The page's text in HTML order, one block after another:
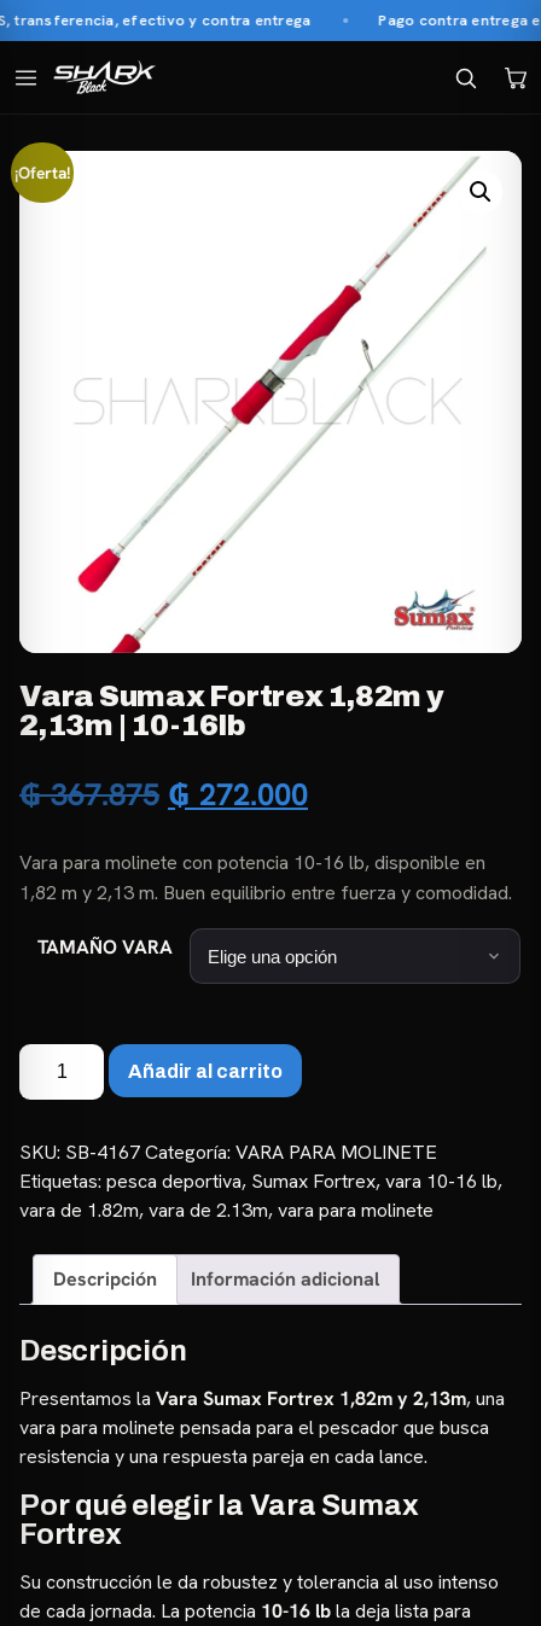
efectivo y contra entrega Pago contra entrega
¡Oferta!
Vara Sumax Fortrex 1,82m y
2,13m | 10-16lb
₲367.875 El
original
era:
₲ 367.875.
₲ 272.000El
actual
es:
₲ 272.000.
Vara para molinete con potencia 10-16 lb, disponible en
1,82 m y 2,13 m. Buen equilibrio entre fuerza y comodidad.
TAMAÑO VARA
Vara
Sumax
1,82m
y
2,13m
10-
16lb
Añadir al carrito
SKU: SB-4167Categoría: VARA PARA MOLINETE
Etiquetas: pesca deportiva, Sumax Fortrex,vara 10-16 lb,
vara de 1.82m,vara de 2.13m,vara para molinete
Descripción Información adicional
Descripción
Presentamos la Vara Sumax Fortrex 1,82m y 2,13m, una
vara para molinete pensada para el pescador que busca
resistencia y una respuesta pareja en cada lance.
Por qué elegir la Vara Sumax
Fortrex
Su construcción le da robustez y tolerancia al uso intenso
de cada jornada. La potencia 10-16 lbla deja lista para